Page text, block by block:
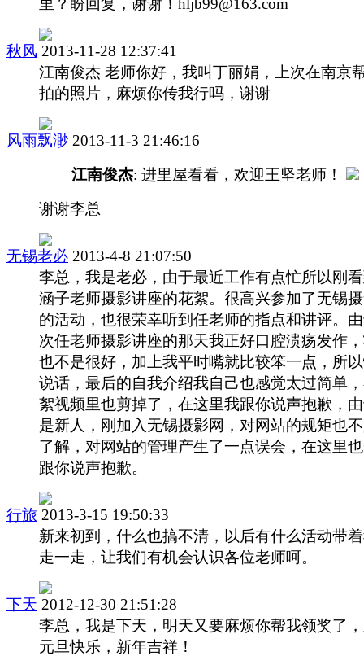
秋风 2013-11-28 12:37:41
江南俊杰 老师你好，我叫丁丽娟，上次在南京
拍的照片，麻烦你传我行吗，谢谢
风雨飘渺 2013-11-3 21:46:16
江南俊杰: 进里屋看看，欢迎王坚老师！
谢谢李总
无锡老必 2013-4-8 21:07:50
李总，我是老必，由于最近工作有点忙所以刚
涵子老师摄影讲座的花絮。很高兴参加了无锡
的活动，也很荣幸听到任老师的指点和讲评。
次任老师摄影讲座的那天我正好口腔溃疡发作
也不是很好，加上我平时嘴就比较笨一点，所
说话，最后的自我介绍我自己也感觉太过简单
絮视频里也剪掉了，在这里我跟你说声抱歉，
是新人，刚加入无锡摄影网，对网站的规矩也
了解，对网站的管理产生了一点误会，在这里
跟你说声抱歉。
行旅 2013-3-15 19:50:33
新来初到，什么也搞不清，以后有什么活动带
走一走，让我们有机会认识各位老师呵。
下天 2012-12-30 21:51:28
李总，我是下天，明天又要麻烦你帮我领奖了
元旦快乐，新年吉祥！